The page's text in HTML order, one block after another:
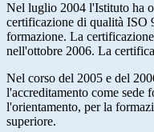
Nel luglio 2004 l'Istituto ha
certificazione di qualità ISO
formazione. La
nell'ottobre 2006. La
Nel corso del 2005 e del
l'accreditamento come sede
l'orientamento, per la
superiore.